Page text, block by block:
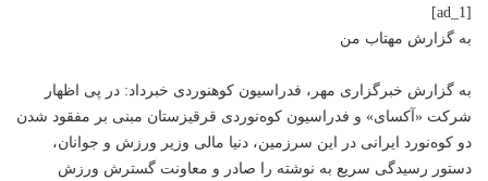
[ad_1]
به گزارش مهتاب من
به گزارش خبرگزاری مهر، فدراسیون کوهنوردی خبرداد: در پی اظهار
شرکت «آکسای» و فدراسیون کوه‌نوردی قرقیزستان مبنی بر مفقود شدن
دو کوه‌نورد ایرانی در این سرزمین، دنیا مالی وزیر ورزش و جوانان،
دستور رسیدگی سریع به نوشته را صادر و معاونت گسترش ورزش